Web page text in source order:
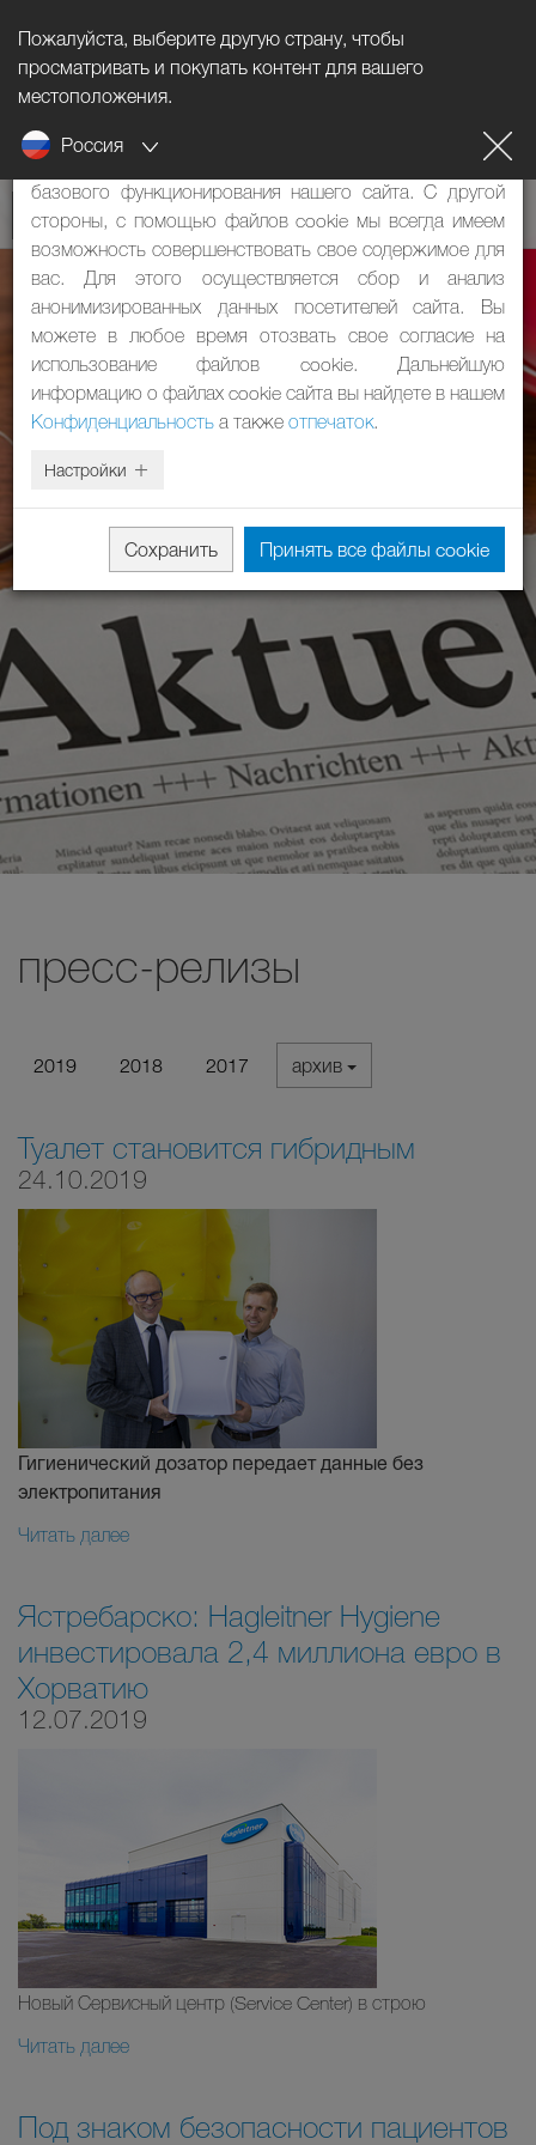
Пожалуйста, выберите другую страну, чтобы
просматривать и покупать контент для вашего
местоположения.
Россия
пресс-релизы
2019 2018 2017 архив
Туалет становится гибридным
24.10.2019
Гигиенический дозатор передает данные без
электропитания
Читать далее
Ястребарско: Hagleitner Hygiene
инвестировала 2,4 миллиона евро в
Хорватию
12.07.2019
Новый Сервисный центр (Service Center) в строю
Читать далее
Под знаком безопасности пациентов
Информация о файлах cookie
Наш сайт использует файлы cookie. Они имеют две
функции: с одной стороны, они необходимы для
базового функционирования нашего сайта. С другой
стороны, с помощью файлов cookie мы всегда имеем
возможность совершенствовать свое содержимое для
вас. Для этого осуществляется сбор и анализ
анонимизированных данных посетителей сайта. Вы
можете в любое время отозвать свое согласие на
использование файлов cookie. Дальнейшую
информацию о файлах cookie сайта вы найдете в нашем
Конфиденциальность а также отпечаток.
Настройки
Сохранить Принять все файлы cookie